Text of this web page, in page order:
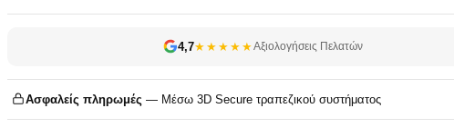
4,7★★★★★Αξιολογήσεις Πελατών
Ασφαλείς πληρωμές — Μέσω 3D Secure τραπεζικού συστήματος